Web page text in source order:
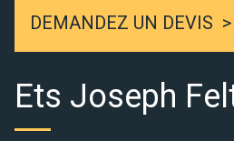
DEMANDEZ UN DEVIS
Ets Joseph